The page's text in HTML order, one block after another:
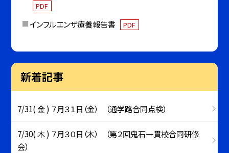
PDF
インフルエンザ療養報告書 PDF
新着記事
7/31( 金 ) ７月３１日（金） （通学路合同点検）
7/30( 木 ) ７月３０日（木） （第２回鬼石一貫校合同研修
会）